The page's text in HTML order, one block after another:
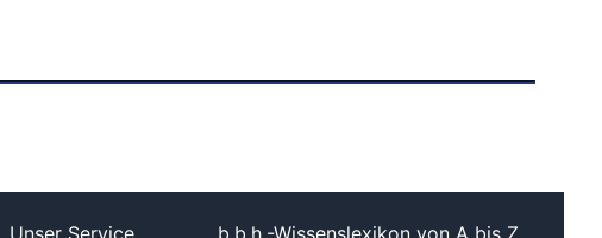
Unser Service
b.b.h.-Wissenslexikon von A bis Z